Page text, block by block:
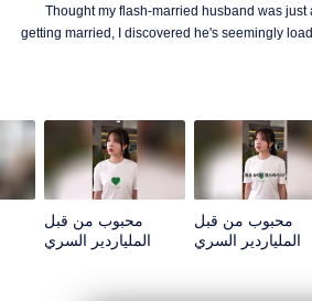
Thought my flash-married husband was just
getting married, I discovered he's seemingly
محبوب من قبل
الملياردير السري
محبوب من قبل
الملياردير السري